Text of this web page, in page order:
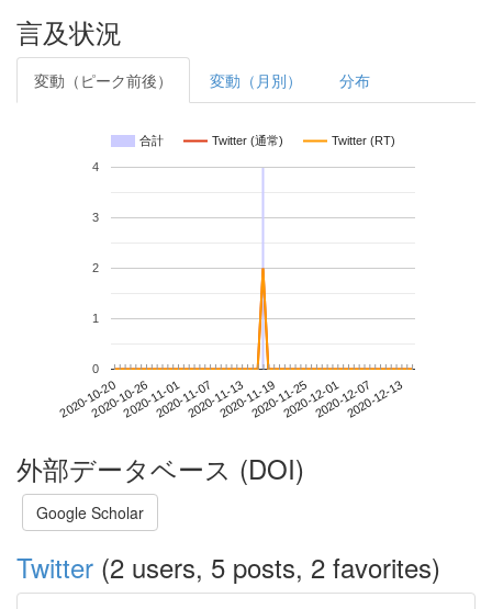
言及状況
変動（ピーク前後） 変動（月別） 分布
合計 Twitter (通常) Twitter (RT)
2020-10-202020-10-262020-11-012020-11-072020-11-132020-11-192020-11-252020-12-012020-12-072020-12-13
0
1
2
3
4
外部データベース (DOI)
Google Scholar
Twitter (2 users, 5 posts, 2 favorites)